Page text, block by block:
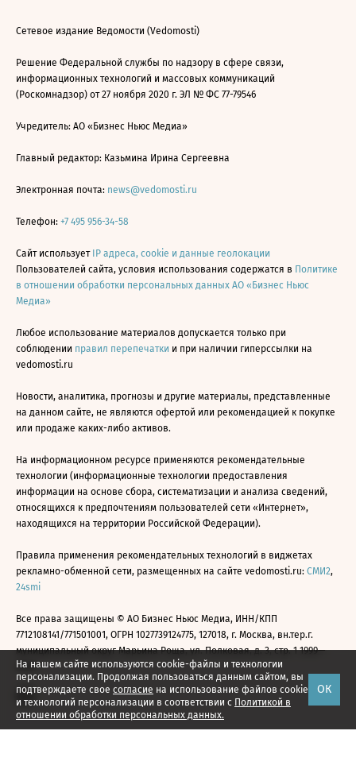
На нашем сайте используются cookie-файлы и технологии
персонализации. Продолжая пользоваться данным сайтом, вы
подтверждаете свое согласие на использование файлов cookie
и технологий персонализации в соответствии с Политикой в
отношении обработки персональных данных.
ОК
Сетевое издание Ведомости (Vedomosti)
Решение Федеральной службы по надзору в сфере связи,
информационных технологий и массовых коммуникаций
(Роскомнадзор) от 27 ноября 2020 г. ЭЛ № ФС 77-79546
Учредитель: АО «Бизнес Ньюс Медиа»
Главный редактор: Казьмина Ирина Сергеевна
Электронная почта: news@vedomosti.ru
Телефон: +7 495 956-34-58
Сайт использует IP адреса, cookie и данные геолокации
Пользователей сайта, условия использования содержатся в Политике
в отношении обработки персональных данных АО «Бизнес Ньюс
Медиа»
Любое использование материалов допускается только при
соблюдении правил перепечатки и при наличии гиперссылки на
vedomosti.ru
Новости, аналитика, прогнозы и другие материалы, представленные
на данном сайте, не являются офертой или рекомендацией к покупке
или продаже каких-либо активов.
На информационном ресурсе применяются рекомендательные
технологии (информационные технологии предоставления
информации на основе сбора, систематизации и анализа сведений,
относящихся к предпочтениям пользователей сети «Интернет»,
находящихся на территории Российской Федерации).
Правила применения рекомендательных технологий в виджетах
рекламно-обменной сети, размещенных на сайте vedomosti.ru: СМИ2,
24smi
Все права защищены © АО Бизнес Ньюс Медиа, ИНН/КПП
7712108141/771501001, ОГРН 1027739124775, 127018, г. Москва, вн.тер.г.
муниципальный округ Марьина Роща, ул. Полковая, д. 3, стр. 1 1999—
2026